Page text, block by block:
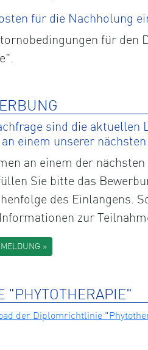
für die Nachholung
für
sind die aktuellen
einem unserer nächsten
an einem der
Sie bitte das
des Einlangens.
zur
»
"PHYTOTHERAPIE"
der Diplomrichtlinie